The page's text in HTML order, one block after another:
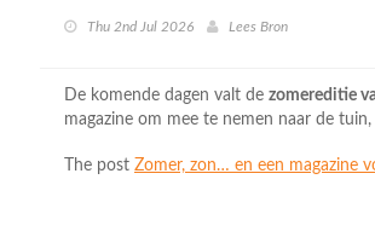
Thu 2nd Jul 2026 Lees Bron
De komende dagen valt de zomereditie
magazine om mee te nemen naar de
The post Zomer, zon… en een magazine